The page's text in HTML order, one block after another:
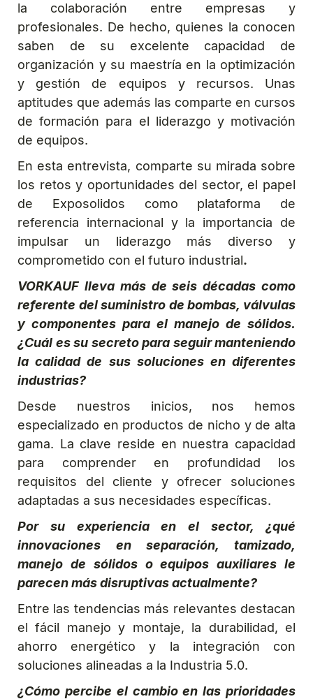
la colaboración entre empresas y
profesionales. De hecho, quienes la conocen
saben de su excelente capacidad de
organización y su maestría en la optimización
y gestión de equipos y recursos. Unas
aptitudes que además las comparte en cursos
de formación para el liderazgo y motivación
de equipos.
En esta entrevista, comparte su mirada sobre
los retos y oportunidades del sector, el papel
de Exposolidos como plataforma de
referencia internacional y la importancia de
impulsar un liderazgo más diverso y
comprometido con el futuro industrial.
VORKAUF lleva más de seis décadas como
referente del suministro de bombas, válvulas
y componentes para el manejo de sólidos.
¿Cuál es su secreto para seguir manteniendo
la calidad de sus soluciones en diferentes
industrias?
Desde nuestros inicios, nos hemos
especializado en productos de nicho y de alta
gama. La clave reside en nuestra capacidad
para comprender en profundidad los
requisitos del cliente y ofrecer soluciones
adaptadas a sus necesidades específicas.
Por su experiencia en el sector, ¿qué
innovaciones en separación, tamizado,
manejo de sólidos o equipos auxiliares le
parecen más disruptivas actualmente?
Entre las tendencias más relevantes destacan
el fácil manejo y montaje, la durabilidad, el
ahorro energético y la integración con
soluciones alineadas a la Industria 5.0.
¿Cómo percibe el cambio en las prioridades